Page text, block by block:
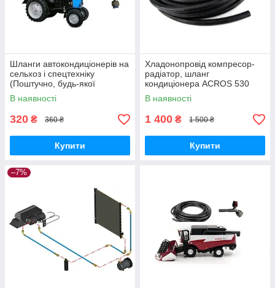
Шланги автокондиціонерів на
сельхоз і спецтехніку
(Поштучно, будь-якої
довжини)
В наявності
320 ₴ 360 ₴
Купити
Хладонопровід компресор-
радіатор, шланг
кондиціонера ACROS 530
2300 мм.
В наявності
1 400 ₴ 1 500 ₴
Купити
–7%